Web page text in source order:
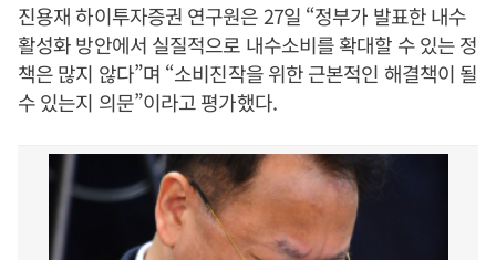
진용재 하이투자증권 연구원은 27일 “정부가 발표한 내수
활성화 방안에서 실질적으로 내수소비를 확대할 수 있는 정
책은 많지 않다”며 “소비진작을 위한 근본적인 해결책이 될
수 있는지 의문”이라고 평가했다.